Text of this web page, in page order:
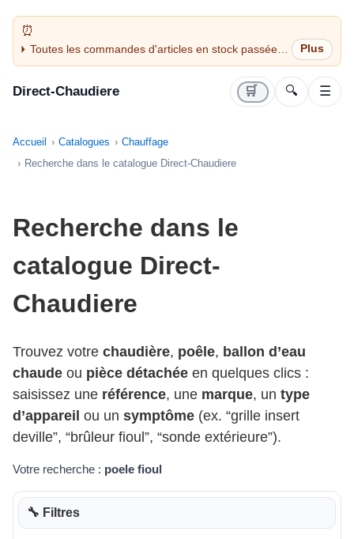
Toutes les commandes d'articles en stock passées
avant 14H sont expédiées le jour même (jours
Direct-Chaudiere 🛒 🔍 ☰
Accueil Catalogues
Chauffage
Recherche dans le catalogue Direct-Chaudiere
Recherche dans le
catalogue Direct-
Chaudiere
Trouvez votre chaudière, poêle, ballon d’eau
chaude ou pièce détachée en quelques clics :
saisissez une référence, une marque, un type
d’appareil ou un symptôme (ex. “grille insert
deville”, “brûleur fioul”, “sonde extérieure”).
Votre recherche : poele fioul
🔧 Filtres